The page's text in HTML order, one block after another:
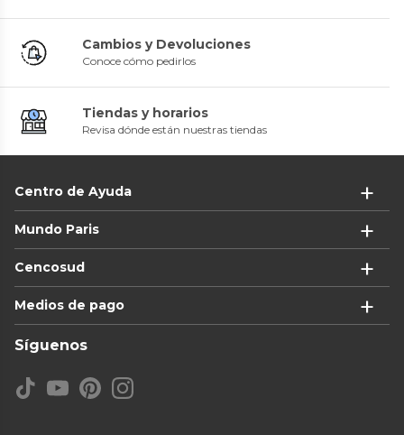
Cambios y Devoluciones
Conoce cómo pedirlos
Tiendas y horarios
Revisa dónde están nuestras tiendas
Centro de Ayuda
Mundo Paris
Cencosud
Medios de pago
Síguenos